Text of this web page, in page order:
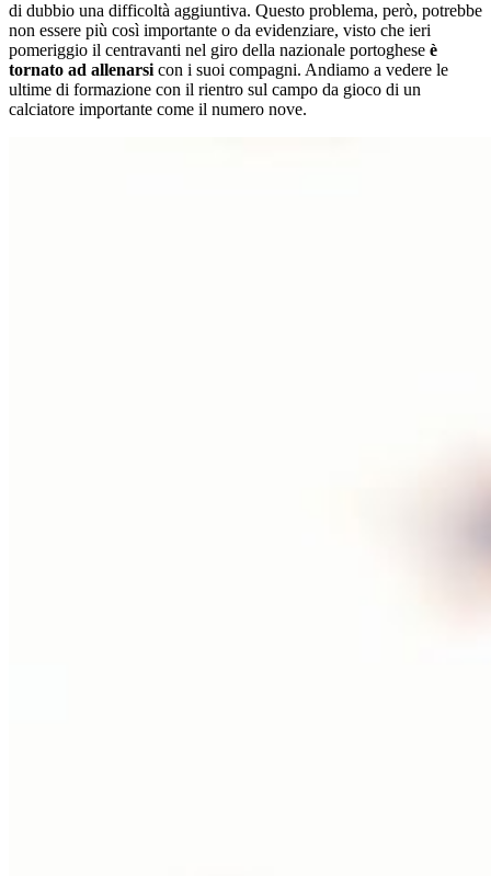
di dubbio una difficoltà aggiuntiva. Questo problema, però, potrebbe
non essere più così importante o da evidenziare, visto che ieri
pomeriggio il centravanti nel giro della nazionale portoghese è
tornato ad allenarsi con i suoi compagni. Andiamo a vedere le
ultime di formazione con il rientro sul campo da gioco di un
calciatore importante come il numero nove.